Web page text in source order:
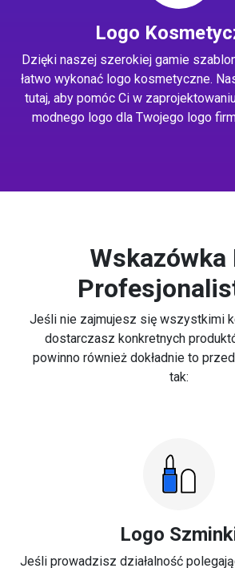
Logo
Dzięki naszej szerokiej gamie
łatwo wykonać logo kosmetyczne.
tutaj, aby pomóc Ci w
modnego logo dla Twojego logo
Wskazówka
Jeśli nie zajmujesz się wszystkimi
dostarczasz konkretnych
powinno również dokładnie to
tak:
Logo
Jeśli prowadzisz działalność